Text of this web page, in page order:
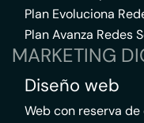
Plan Evoluciona
Plan Avanza Redes
MARKETING
Diseño web
Web con reserva de